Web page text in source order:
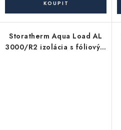
Storatherm Aqua Load AL
3000/R2 izolácia s fóliovým